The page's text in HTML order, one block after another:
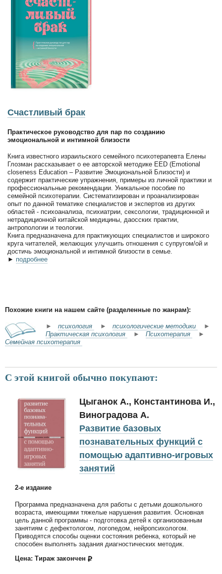
Счастливый брак
Практическое руководство для пар по созданию
эмоциональной и интимной близости
Книга известного израильского семейного психотерапевта Елены
Глозман рассказывает о ее авторской методике EED (Emotional
closeness Education – Развитие Эмоциональной Близости) и
содержит практические упражнения, примеры из личной практики и
профессиональные рекомендации. Уникальное пособие по
семейной психотерапии. Систематизирован и проанализирован
опыт по данной тематике специалистов и экспертов из других
областей - психоанализа, психиатрии, сексологии, традиционной и
нетрадиционной китайской медицины, даосских практии,
антропологии и теологии.
Книга предназначена для практикующих специалистов и широкого
круга читателей, желающих улучшить отношения с супругом/ой и
достичь эмоциональной и интимной близости в семье.
► подробнее
Похожие книги на нашем сайте (разделенные по жанрам):
► психология ► психологические методики
►
Практическая психология
► Психотерапия
►
Семейная психотерапия
С этой книгой обычно покупают:
Цыганок А., Константинова И.,
Виноградова А.
Развитие базовых
познавательных функций с
помощью адаптивно-игровых
занятий
2-е издание
Программа предназначена для работы с детьми дошкольного
возраста, имеющими тяжелые нарушения развития. Основная
цель данной программы - подготовка детей к организованным
занятиям с дефектологом, логопедом, нейропсихологом.
Приводятся способы оценки состояния ребенка, который не
способен выполнять задания диагностических методик.
Цена: Тираж закончен